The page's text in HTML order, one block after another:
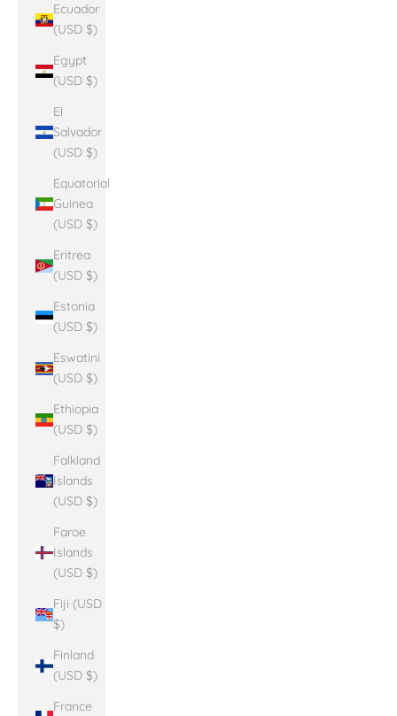
Ecuador
(USD $)
Egypt
(USD $)
El
Salvador
(USD $)
Equatorial
Guinea
(USD $)
Eritrea
(USD $)
Estonia
(USD $)
Eswatini
(USD $)
Ethiopia
(USD $)
Falkland
Islands
(USD $)
Faroe
Islands
(USD $)
Fiji (USD
$)
Finland
(USD $)
France